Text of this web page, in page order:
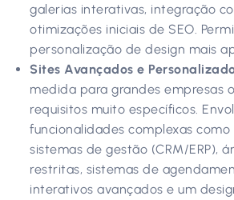
galerias interativas, integração
otimizações iniciais de SEO.
personalização de design mais
Sites Avançados e
medida para grandes empresas
requisitos muito específicos.
funcionalidades complexas
sistemas de gestão (CRM/ERP),
restritas, sistemas de
interativos avançados e um